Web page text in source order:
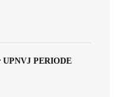
UPNVJ PERIODE